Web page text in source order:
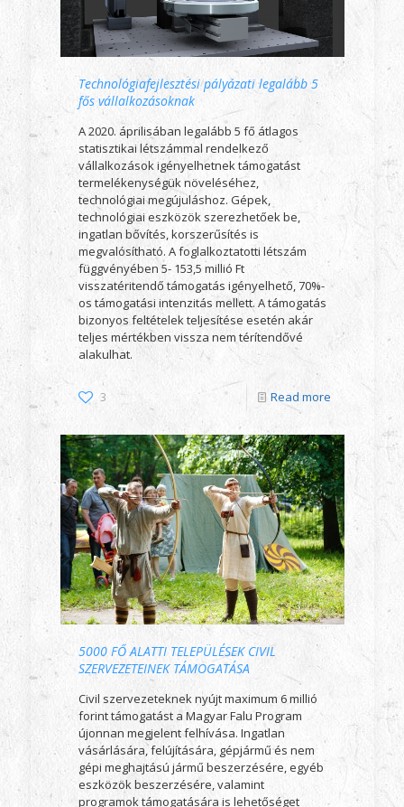
Technológiafejlesztési pályázati legalább 5
fős vállalkozásoknak
A 2020. áprilisában legalább 5 fő átlagos
statisztikai létszámmal rendelkező
vállalkozások igényelhetnek támogatást
termelékenységük növeléséhez,
technológiai megújuláshoz. Gépek,
technológiai eszközök szerezhetőek be,
ingatlan bővítés, korszerűsítés is
megvalósítható. A foglalkoztatotti létszám
függvényében 5- 153,5 millió Ft
visszatéritendő támogatás igényelhető, 70%-
os támogatási intenzitás mellett. A támogatás
bizonyos feltételek teljesítése esetén akár
teljes mértékben vissza nem térítendővé
alakulhat.
3 Read more
5000 FŐ ALATTI TELEPÜLÉSEK CIVIL
SZERVEZETEINEK TÁMOGATÁSA
Civil szervezeteknek nyújt maximum 6 millió
forint támogatást a Magyar Falu Program
újonnan megjelent felhívása. Ingatlan
vásárlására, felújítására, gépjármű és nem
gépi meghajtású jármű beszerzésére, egyéb
eszközök beszerzésére, valamint
programok támogatására is lehetőséget